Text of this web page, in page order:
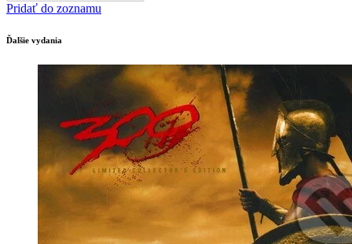
Pridať do zoznamu
Ďalšie vydania